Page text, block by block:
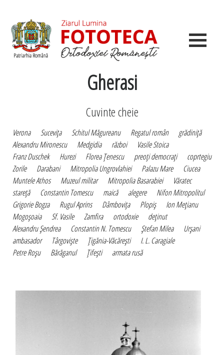
Gherasi
Cuvinte cheie
Verona Suceviţa Schitul Măgureanu Regatul român
grădiniţă
Alexandru Mironescu
Medgidia război
Vasile Stoica
Franz Duschek
Hurezi Florea Ţenescu preoţi democraţi
coprtegiu
Zorile
Darabani Mitropolia Ungrovlahiei Palazu Mare
Ciucea
Muntele Athos
Muzeul militar Mitropolia Basarabiei
Văratec
stareţă
Constantin Tomescu maică alegere
Nifon Mitropolitul
Grigorie Bogza
Rugul Aprins Dâmboviţa Plopiş
Ion Meţianu
Mogoşoaia
Sf. Vasile Zamfira ortodoxie
deţinut
Alexandru Şendrea
Constantin N. Tomescu Ştefan Milea
Urşani
ambasador
Târgovişte Ţigănia-Văcăreşti
I. L. Caragiale
Petre Roşu
Bărăganul Ţifeşti armata rusă